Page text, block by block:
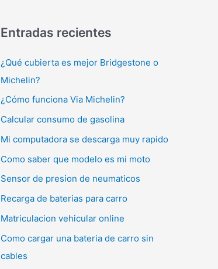
Entradas recientes
¿Qué cubierta es mejor Bridgestone o
Michelin?
¿Cómo funciona Via Michelin?
Calcular consumo de gasolina
Mi computadora se descarga muy rapido
Como saber que modelo es mi moto
Sensor de presion de neumaticos
Recarga de baterias para carro
Matriculacion vehicular online
Como cargar una bateria de carro sin
cables